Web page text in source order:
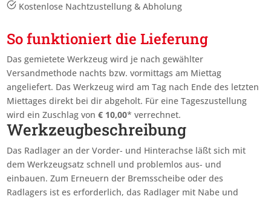
Kostenlose Nachtzustellung & Abholung
So funktioniert die Lieferung
Das gemietete Werkzeug wird je nach gewählter
Versandmethode nachts bzw. vormittags am Miettag
angeliefert. Das Werkzeug wird am Tag nach Ende des letzten
Miettagesdirekt bei dir abgeholt. Für eine Tageszustellung
wird ein Zuschlag von€ 10,00* verrechnet.
Werkzeugbeschreibung
Das Radlager an der Vorder- und Hinterachse läßt sich mit
dem Werkzeugsatz schnell und problemlos aus- und
einbauen. Zum Erneuern der Bremsscheibe oder des
Radlagers ist es erforderlich, das Radlager mit Nabe und